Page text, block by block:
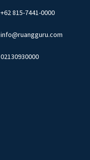
+62 815-7441-0000
info@ruangguru.com
02130930000